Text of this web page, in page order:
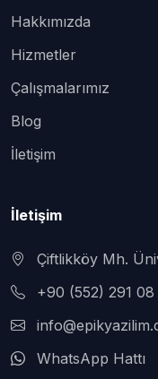
Hakkımızda
Hizmetler
Çalışmalarımız
Blog
İletişim
İletişim
Çiftlikköy Mh.
+90 (552) 291 08
WhatsApp Hattı